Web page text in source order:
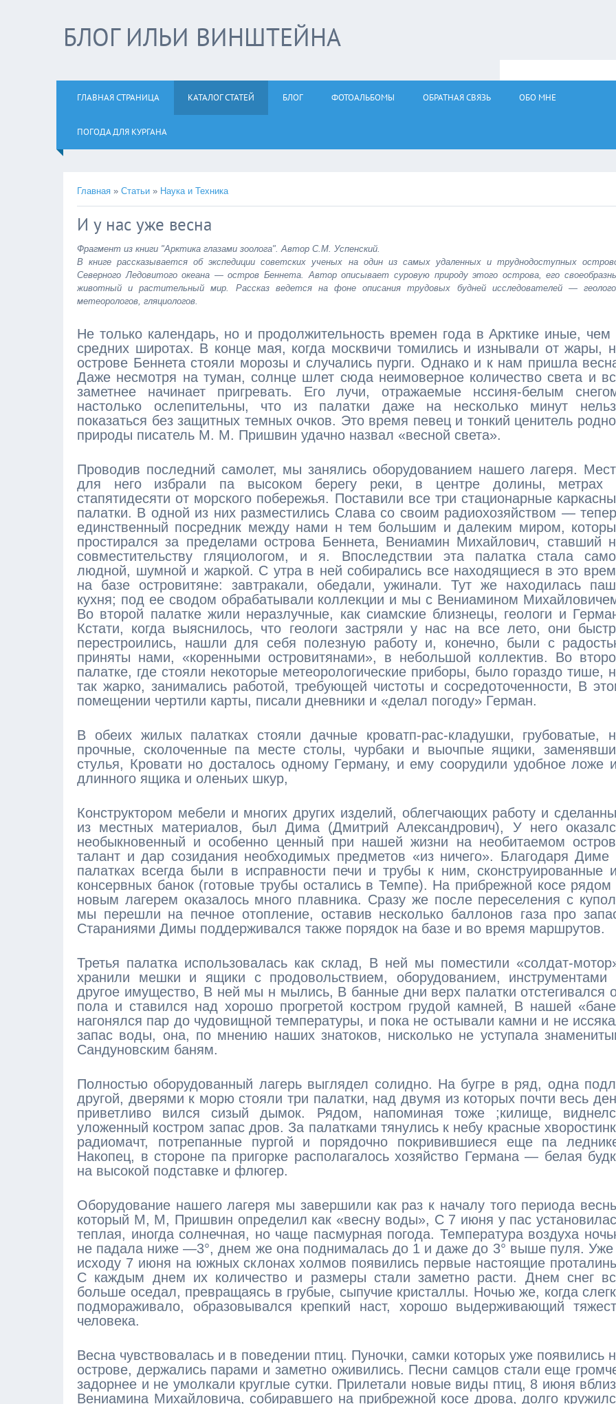
БЛОГ ИЛЬИ ВИНШТЕЙНА
ГЛАВНАЯ СТРАНИЦА КАТАЛОГ СТАТЕЙ БЛОГ ФОТОАЛЬБОМЫ ОБРАТНАЯ СВЯЗЬ ОБО МНЕ
ПОГОДА ДЛЯ КУРГАНА
Главная » Статьи » Наука и Техника
И у нас уже весна
Фрагмент из книги "Арктика глазами зоолога". Автор С.М. Успенский.
В книге рассказывается об экспедиции советских ученых на один из самых удаленных и труднодоступных
Северного Ледовитого океана — остров Беннета. Автор описывает суровую природу этого острова, его
животный и растительный мир. Рассказ ведется на фоне описания трудовых будней исследователей —
метеорологов, гляциологов.
Не только календарь, но и продолжительность времен года в Арктике иные, чем
средних широтах. В конце мая, когда москвичи томились и изнывали от жары,
острове Беннета стояли морозы и случались пурги. Однако и к нам пришла
Даже несмотря на туман, солнце шлет сюда неимоверное количество света и
заметнее начинает пригревать. Его лучи, отражаемые нссиня-белым
настолько ослепительны, что из палатки даже на несколько минут
показаться без защитных темных очков. Это время певец и тонкий ценитель
природы писатель М. М. Пришвин удачно назвал «весной света».
Проводив последний самолет, мы занялись оборудованием нашего лагеря.
для него избрали па высоком берегу реки, в центре долины, метрах
стапятидесяти от морского побережья. Поставили все три стационарные
палатки. В одной из них разместились Слава со своим радиохозяйством —
единственный посредник между нами н тем большим и далеким миром,
простирался за пределами острова Беннета, Вениамин Михайлович, ставший
совместительству гляциологом, и я. Впоследствии эта палатка стала
людной, шумной и жаркой. С утра в ней собирались все находящиеся в это
на базе островитяне: завтракали, обедали, ужинали. Тут же находилась
кухня; под ее сводом обрабатывали коллекции и мы с Вениамином
Во второй палатке жили неразлучные, как сиамские близнецы, геологи и
Кстати, когда выяснилось, что геологи застряли у нас на все лето, они
перестроились, нашли для себя полезную работу и, конечно, были с
приняты нами, «коренными островитянами», в небольшой коллектив. Во
палатке, где стояли некоторые метеорологические приборы, было гораздо тише,
так жарко, занимались работой, требующей чистоты и сосредоточенности, В
помещении чертили карты, писали дневники и «делал погоду» Герман.
В обеих жилых палатках стояли дачные кроватп-рас-кладушки, грубоватые,
прочные, сколоченные па месте столы, чурбаки и выочпые ящики,
стулья, Кровати но досталось одному Герману, и ему соорудили удобное ложе
длинного ящика и оленьих шкур,
Конструктором мебели и многих других изделий, облегчающих работу и
из местных материалов, был Дима (Дмитрий Александрович), У него
необыкновенный и особенно ценный при нашей жизни на необитаемом
талант и дар созидания необходимых предметов «из ничего». Благодаря Диме
палатках всегда были в исправности печи и трубы к ним, сконструированные
консервных банок (готовые трубы остались в Темпе). На прибрежной косе рядом
новым лагерем оказалось много плавника. Сразу же после переселения с
мы перешли на печное отопление, оставив несколько баллонов газа про
Стараниями Димы поддерживался также порядок на базе и во время маршрутов.
Третья палатка использовалась как склад, В ней мы поместили «солдат-
хранили мешки и ящики с продовольствием, оборудованием, инструментами
другое имущество, В ней мы н мылись, В банные дни верх палатки отстегивался
пола и ставился над хорошо прогретой костром грудой камней, В нашей
нагонялся пар до чудовищной температуры, и пока не остывали камни и не
запас воды, она, по мнению наших знатоков, нисколько не уступала
Сандуновским баням.
Полностью оборудованный лагерь выглядел солидно. На бугре в ряд, одна
другой, дверями к морю стояли три палатки, над двумя из которых почти весь
приветливо вился сизый дымок. Рядом, напоминая тоже ;килище,
уложенный костром запас дров. За палатками тянулись к небу красные
радиомачт, потрепанные пургой и порядочно покривившиеся еще па
Накопец, в стороне па пригорке располагалось хозяйство Германа — белая
на высокой подставке и флюгер.
Оборудование нашего лагеря мы завершили как раз к началу того периода
который М, М, Пришвин определил как «весну воды», С 7 июня у пас
теплая, иногда солнечная, но чаще пасмурная погода. Температура воздуха
не падала ниже —3°, днем же она поднималась до 1 и даже до 3° выше пуля. Уже
исходу 7 июня на южных склонах холмов появились первые настоящие
С каждым днем их количество и размеры стали заметно расти. Днем снег
больше оседал, превращаясь в грубые, сыпучие кристаллы. Ночью же, когда
подмораживало, образовывался крепкий наст, хорошо выдерживающий
человека.
Весна чувствовалась и в поведении птиц. Пуночки, самки которых уже появились
острове, держались парами и заметно оживились. Песни самцов стали еще
задорнее и не умолкали круглые сутки. Прилетали новые виды птиц, 8 июня
Вениамина Михайловича, собиравшего на прибрежной косе дрова, долго